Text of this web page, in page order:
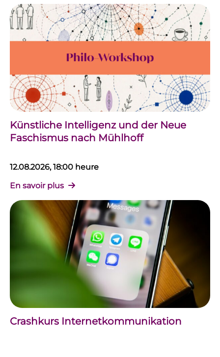
Künstliche Intelligenz und der Neue
Faschismus nach Mühlhoff
12.08.2026, 18:00 heure
En savoir plus
Crashkurs Internetkommunikation